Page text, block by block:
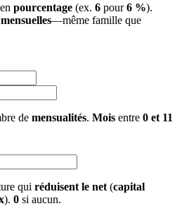
pourcentage (ex. 6 pour6 %).
mensuelles—même famille que
de mensualités. Mois entre 0 et 11
qui réduisent le net (capital
). 0 si aucun.